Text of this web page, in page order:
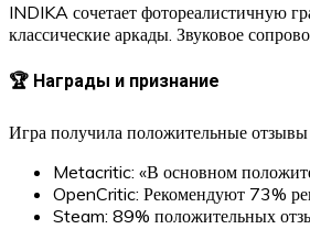
INDIKA сочетает фотореалистичную
классические аркады. Звуковое
🏆 Награды и признание
Игра получила положительные отзывы
Metacritic: «В основном
OpenCritic: Рекомендуют 73%
Steam: 89% положительных